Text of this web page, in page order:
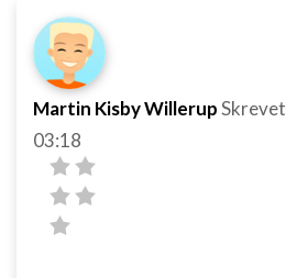
Martin Kisby WillerupSkrevet
03:18